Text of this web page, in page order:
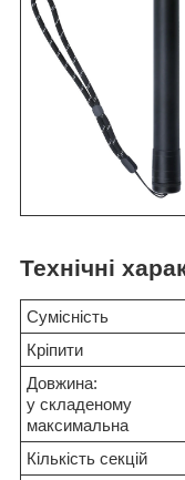
Технічні
Сумісність
Кріпити
Довжина:
у складеному
максимальна
Кількість секцій